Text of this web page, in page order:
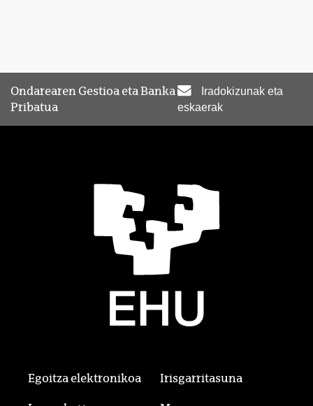
Ondarearen Gestioa eta Banka
Pribatua
Iradokizunak eta
eskaerak
Egoitza elektronikoa Irisgarritasuna